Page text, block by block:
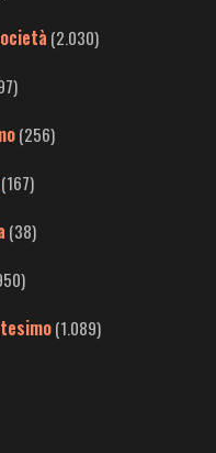
(2.030)
(256)
(167)
(38)
(1.089)